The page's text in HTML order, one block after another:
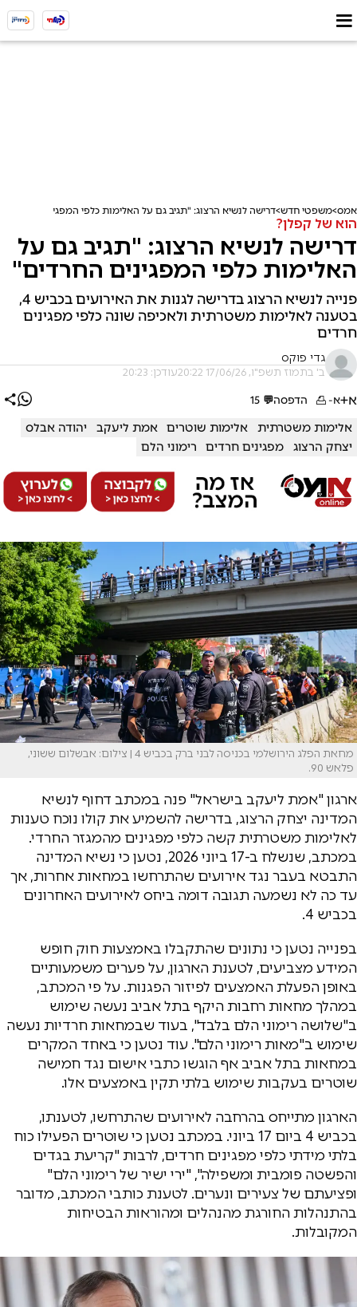
אמס משפטי חדש דרישה לנשיא הרצוג: "תגיב גם על האלימות כלפי המפגינים החרדים"
הוא של קפלן?
דרישה לנשיא הרצוג: "תגיב גם על
האלימות כלפי המפגינים החרדים"
פנייה לנשיא הרצוג בדרישה לגנות את האירועים בכביש 4,
בטענה לאלימות משטרתית ולאכיפה שונה כלפי מפגינים
חרדים
גדי פוקס
ב' בתמוז תשפ"ו, 17/06/26 20:22 עודכן: 20:23
א+א- הדפסה💬
15
אלימות משטרתית אלימות שוטרים אמת ליעקב
יהודה אבלס
יצחק הרצוג
מפגינים חרדים רימוני הלם
מחאת הפלג הירושלמי בכניסה לבני ברק בכביש 4 | צילום: אבשלום ששוני,
פלאש 90.
ארגון "אמת ליעקב בישראל" פנה במכתב דחוף לנשיא
המדינה יצחק הרצוג, בדרישה להשמיע את קולו נוכח טענות
לאלימות משטרתית קשה כלפי מפגינים מהמגזר החרדי.
במכתב, שנשלח ב-17 ביוני 2026, נטען כי נשיא המדינה
התבטא בעבר נגד אירועים שהתרחשו במחאות אחרות, אך
עד כה לא נשמעה תגובה דומה ביחס לאירועים האחרונים
בכביש 4.
בפנייה נטען כי נתונים שהתקבלו באמצעות חוק חופש
המידע מצביעים, לטענת הארגון, על פערים משמעותיים
באופן הפעלת האמצעים לפיזור הפגנות. על פי המכתב,
במהלך מחאות רחבות היקף בתל אביב נעשה שימוש
ב"שלושה רימוני הלם בלבד", בעוד שבמחאות חרדיות נעשה
שימוש ב"מאות רימוני הלם". עוד נטען כי באחד המקרים
במחאות בתל אביב אף הוגשו כתבי אישום נגד חמישה
שוטרים בעקבות שימוש בלתי תקין באמצעים אלו.
הארגון מתייחס בהרחבה לאירועים שהתרחשו, לטענתו,
בכביש 4 ביום 17 ביוני. במכתב נטען כי שוטרים הפעילו כוח
בלתי מידתי כלפי מפגינים חרדים, לרבות "קריעת בגדים
והפשטה פומבית ומשפילה", "ירי ישיר של רימוני הלם"
ופציעתם של צעירים ונערים. לטענת כותבי המכתב, מדובר
בהתנהלות החורגת מהנהלים ומהוראות הבטיחות
המקובלות.